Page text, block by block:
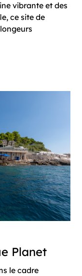
vibrante et des
ce site de
Planet
le cadre